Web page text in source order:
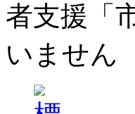
者支援「
いません